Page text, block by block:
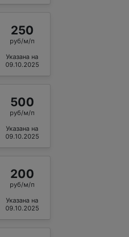
250
руб/м/п
Указана на
09.10.2025
500
руб/м/п
Указана на
09.10.2025
200
руб/м/п
Указана на
09.10.2025